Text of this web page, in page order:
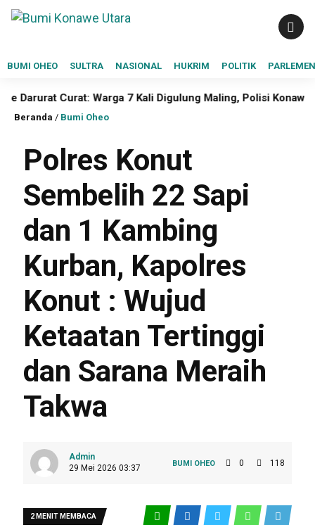
BUMI OHEO SULTRA NASIONAL HUKRIM POLITIK PARLEMEN
Curat: Warga 7 Kali Digulung Maling, Polisi Konawe Utara
Beranda / Bumi Oheo
Polres Konut
Sembelih 22 Sapi
dan 1 Kambing
Kurban, Kapolres
Konut : Wujud
Ketaatan Tertinggi
dan Sarana Meraih
Takwa
Admin
29 Mei 2026 03:37
BUMI OHEO 0 118
2 MENIT MEMBACA